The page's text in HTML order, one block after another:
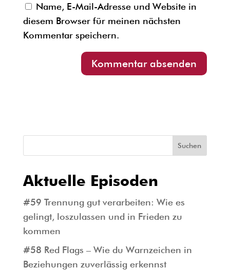
Name, E-Mail-Adresse und Website in
diesem Browser für meinen nächsten
Kommentar speichern.
Suchen
Aktuelle Episoden
#59 Trennung gut verarbeiten: Wie es
gelingt, loszulassen und in Frieden zu
kommen
#58 Red Flags – Wie du Warnzeichen in
Beziehungen zuverlässig erkennst